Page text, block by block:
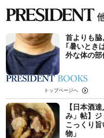
首よりも
｢暑いとき
外な体の部
トップページへ
【日本酒
み」帖】
こっくり
物」